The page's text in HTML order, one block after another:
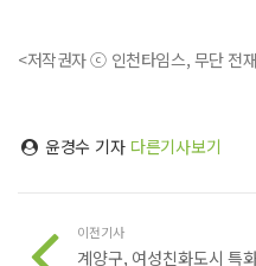
<저작권자 ⓒ 인천타임스, 무단 전
윤경수 기자 다른기사보기
이전기사
계양구, 여성친화도시 특